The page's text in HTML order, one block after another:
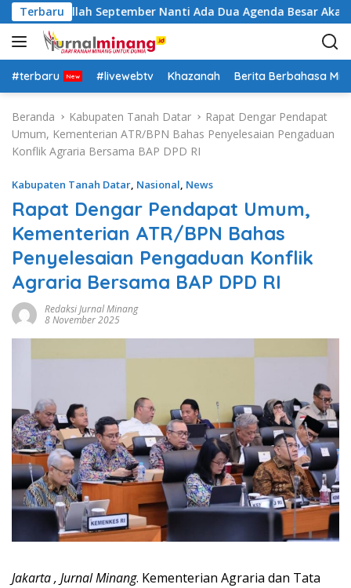
a
g
u
Terbaru
Insya Allah September Nanti Ada Dua Agenda Besar Akan
#terbaru #livewebtv Khazanah Berita Berbahasa
Beranda Kabupaten Tanah Datar
Rapat Dengar Pendapat
Umum, Kementerian ATR/BPN Bahas Penyelesaian Pengaduan
Konflik Agraria Bersama BAP DPD RI
Kabupaten Tanah Datar, Nasional, News
Rapat Dengar Pendapat Umum,
Kementerian ATR/BPN Bahas
Penyelesaian Pengaduan Konflik
Agraria Bersama BAP DPD RI
Redaksi Jurnal Minang
8 November 2025
Jakarta , Jurnal Minang. Kementerian Agraria dan Tata